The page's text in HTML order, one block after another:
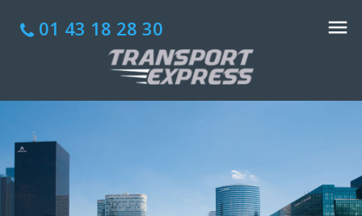
01 43 18 28 30